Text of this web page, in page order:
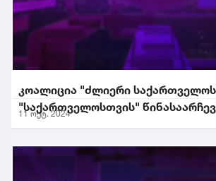
კოალიცია "ძლიერი
"საქართველოსთვის"
11 ოქტ. 2024